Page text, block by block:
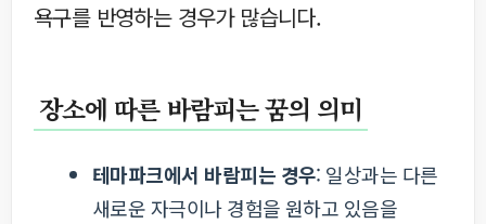
욕구를 반영하는 경우가 많습니다.
장소에 따른 바람피는 꿈의 의미
테마파크에서 바람피는 경우: 일상과는 다른
새로운 자극이나 경험을 원하고 있음을